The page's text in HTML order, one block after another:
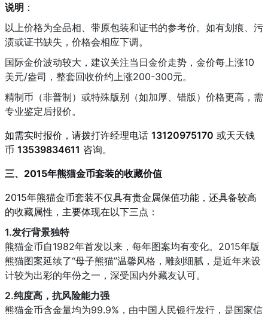
说明 ：
以上价格为全品相、带原包装和证书的参考价。如有划痕、污
渍或证书缺失，价格会相应下调。
国际金价波动较大，建议关注当日金价走势，金价每上涨10
美元/盎司，整套回收价约上涨200-300元。
精制币（非普制）或特殊版别（如加厚、错版）价格更高，需
专业鉴定后报价。
如需实时报价，请拨打许经理电话 13120975170 或天天钱
币 13539834611 咨询。
三、2015年熊猫金币套装的收藏价值
2015年熊猫金币套装不仅具有贵金属保值功能，还具备较高
的收藏属性，主要体现在以下三点：
1.发行背景独特
熊猫金币自1982年首发以来，每年图案均有变化。2015年版
熊猫图案延续了“母子熊猫”温馨风格，雕刻细腻，是近年来设
计较为出彩的年份之一，深受国内外藏友认可。
2.纯度高，抗风险能力强
熊猫金币含金量均为99.9%，由中国人民银行发行，是国家信